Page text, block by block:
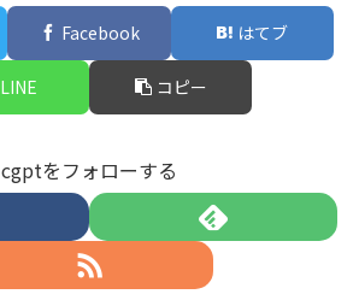
Facebook はてブ
LINE コピー
cgptをフォローする